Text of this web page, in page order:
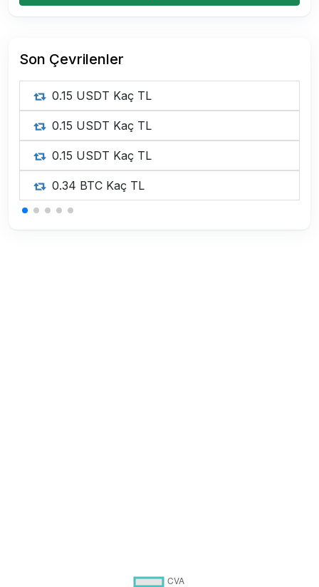
Son Çevrilenler
0.15 USDT Kaç TL
0.15 USDT Kaç TL
0.15 USDT Kaç TL
0.34 BTC Kaç TL